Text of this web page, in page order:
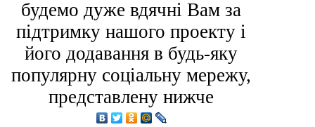
будемо дуже вдячні Вам за
підтримку нашого проекту і
його додавання в будь-яку
популярну соціальну мережу,
представлену нижче